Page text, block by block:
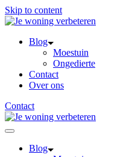
Skip to content
Blog
Moestuin
Ongedierte
Contact
Over ons
Contact
Blog